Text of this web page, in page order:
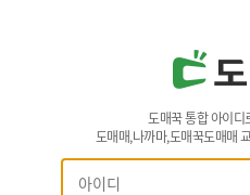
도매꾹 통합 아이디
도매매,나까마,도매꾹도매매